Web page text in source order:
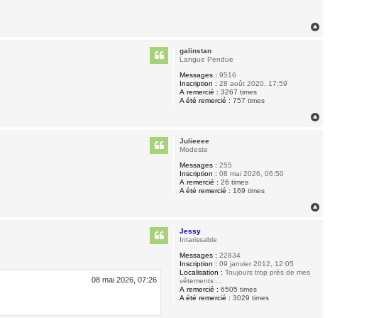
galinstan
Langue Pendue
Messages : 9516
Inscription : 28 août 2020, 17:59
A remercié : 3267 times
A été remercié : 757 times
Julieeee
Modeste
Messages : 255
Inscription : 08 mai 2026, 06:50
A remercié : 26 times
A été remercié : 169 times
Jessy
Intarissable
Messages : 22834
Inscription : 09 janvier 2012, 12:05
Localisation : Toujours trop près de mes
vêtements ...
A remercié : 6505 times
A été remercié : 3029 times
08 mai 2026, 07:26